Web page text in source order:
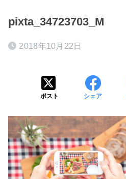
pixta_34723703_M
2018年10月22日
ポスト シェア